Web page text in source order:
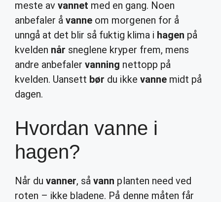
meste avvannet med en gang. Noen
anbefaler åvanne om morgenen for å
unngå at det blir så fuktig klima i hagen på
kvelden når sneglene kryper frem, mens
andre anbefalervanning nettopp på
kvelden. Uansett bør du ikke vannemidt på
dagen.
Hvordan vanne i
hagen?
Når duvanner, såvann planten need ved
roten – ikke bladene. På denne måten får